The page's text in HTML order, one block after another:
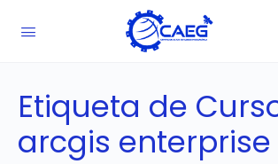
Etiqueta de
arcgis enterprise